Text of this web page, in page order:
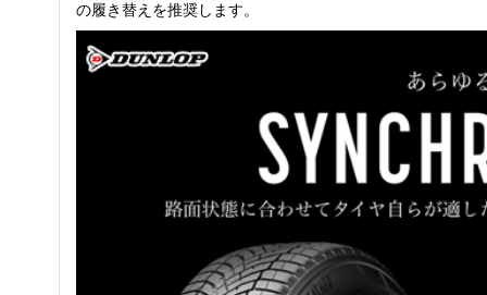
の履き替えを推奨します。